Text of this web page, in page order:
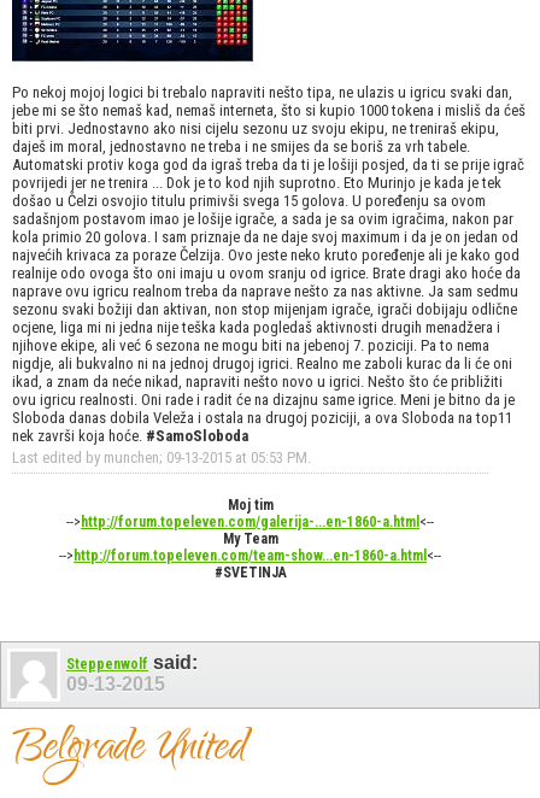
Po nekoj mojoj logici bi trebalo napraviti nešto tipa, ne ulazis u igricu svaki dan,
jebe mi se što nemaš kad, nemaš interneta, što si kupio 1000 tokena i misliš da ćeš
biti prvi. Jednostavno ako nisi cijelu sezonu uz svoju ekipu, ne treniraš ekipu,
daješ im moral, jednostavno ne treba i ne smijes da se boriš za vrh tabele.
Automatski protiv koga god da igraš treba da ti je lošiji posjed, da ti se prije igrač
povrijedi jer ne trenira ... Dok je to kod njih suprotno. Eto Murinjo je kada je tek
došao u Čelzi osvojio titulu primivši svega 15 golova. U poređenju sa ovom
sadašnjom postavom imao je lošije igrače, a sada je sa ovim igračima, nakon par
kola primio 20 golova. I sam priznaje da ne daje svoj maximum i da je on jedan od
najvećih krivaca za poraze Čelzija. Ovo jeste neko kruto poređenje ali je kako god
realnije odo ovoga što oni imaju u ovom sranju od igrice. Brate dragi ako hoće da
naprave ovu igricu realnom treba da naprave nešto za nas aktivne. Ja sam sedmu
sezonu svaki božiji dan aktivan, non stop mijenjam igrače, igrači dobijaju odlične
ocjene, liga mi ni jedna nije teška kada pogledaš aktivnosti drugih menadžera i
njihove ekipe, ali već 6 sezona ne mogu biti na jebenoj 7. poziciji. Pa to nema
nigdje, ali bukvalno ni na jednoj drugoj igrici. Realno me zaboli kurac da li će oni
ikad, a znam da neće nikad, napraviti nešto novo u igrici. Nešto što će približiti
ovu igricu realnosti. Oni rade i radit će na dizajnu same igrice. Meni je bitno da je
Sloboda danas dobila Veleža i ostala na drugoj poziciji, a ova Sloboda na top11
nek završi koja hoće. #SamoSloboda
Last edited by munchen; 09-13-2015 at 05:53 PM
Moj tim
--> http://forum.topeleven.com/galerija-...en-1860-a.html <--
My Team
--> http://forum.topeleven.com/team-show...en-1860-a.html <--
#SVETINJA
Steppenwolf said:
09-13-2015